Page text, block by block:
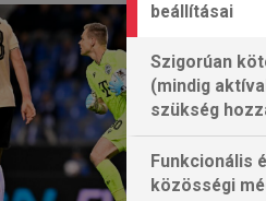
beállításai
Szigorúan
(mindig
szükség
Funkcionális
közösségi